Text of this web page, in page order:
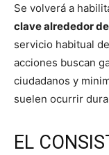
Se volverá a
clave alrededor
servicio habitual
acciones buscan
ciudadanos y
suelen ocurrir
EL